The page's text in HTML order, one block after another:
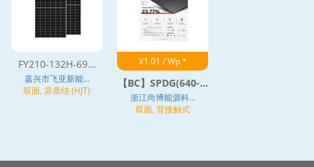
FY210-132H-69...
嘉兴市飞亚新能...
双面, 异质结 (HJT)
¥1.01 / Wp *
【BC】SPDG(640-...
浙江尚博能源科...
双面, 背接触式